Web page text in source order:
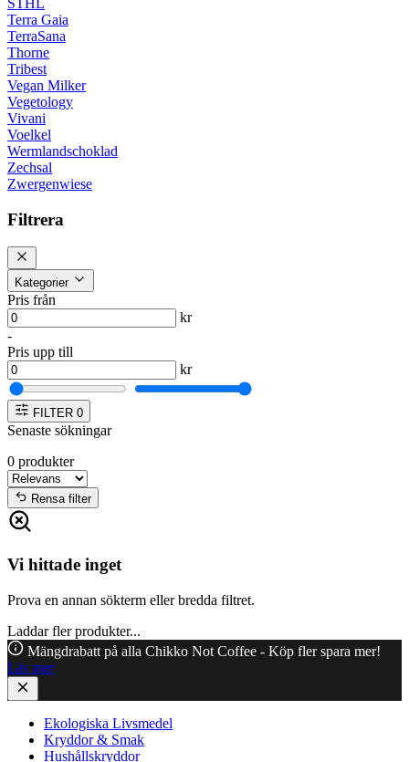
Terra Gaia
TerraSana
Thorne
Tribest
Vegan Milker
Vegetology
Vivani
Voelkel
Wermlandschoklad
Zechsal
Zwergenwiese
Filtrera
Kategorier
Pris från
kr
-
Pris upp till
kr
FILTER 0
Senaste sökningar
0 produkter
Rensa filter
Vi hittade inget
Prova en annan sökterm eller bredda filtret.
Laddar fler produkter...
Mängdrabatt på alla Chikko Not Coffee - Köp fler spara mer!
Läs mer
Ekologiska Livsmedel
Kryddor & Smak
Hushållskryddor